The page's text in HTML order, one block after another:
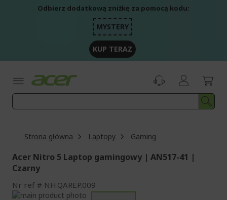
Odbierz dodatkową zniżkę za pomocą kodu:
MYSTERY
KUP TERAZ
Strona główna Laptopy Gaming
Acer Nitro 5 Laptop gamingowy | AN517-41 |
Czarny
Nr ref NH.QAREP.009
Przejdź